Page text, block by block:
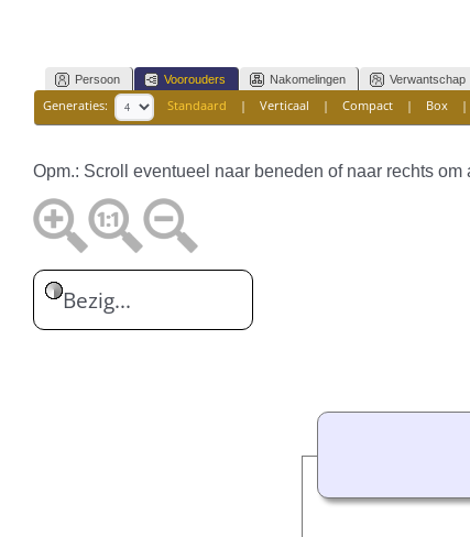
Persoon Voorouders Nakomelingen Verwantschap
Generaties: Standaard | Verticaal | Compact| Box
Opm.: Scroll eventueel naar beneden of naar rechts om
Bezig...